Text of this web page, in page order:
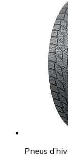
Pneus